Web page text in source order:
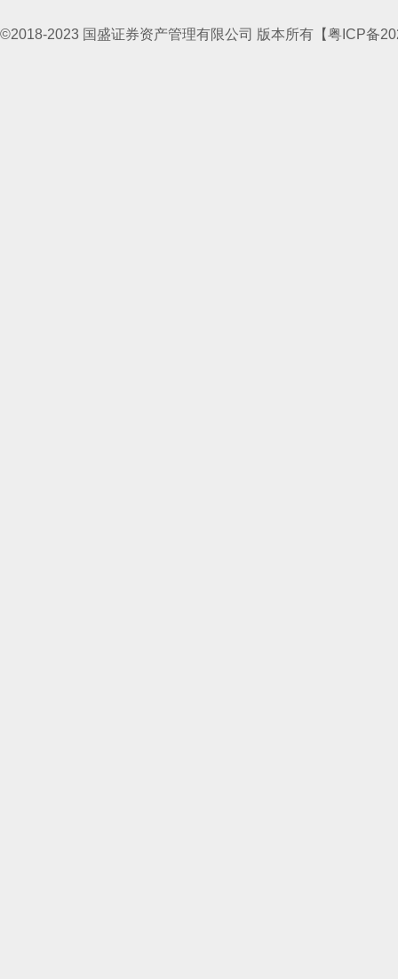
©2018-2023 国盛证券资产管理有限公司 版本所有【粤ICP备